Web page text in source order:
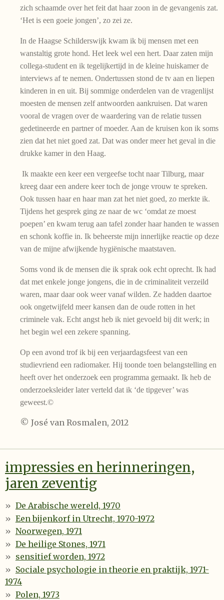
zich schaamde over het feit dat haar zoon in de gevangenis zat.
‘Het is een goeie jongen’, zo zei ze.
In de Haagse Schilderswijk kwam ik bij mensen met een
wanstaltig grote hond. Het leek wel een hert. Daar zaten mijn
collega-student en ik tegelijkertijd in de kleine huiskamer de
interviews af te nemen. Ondertussen stond de tv aan en liepen
kinderen in en uit. Bij sommige onderdelen van de vragenlijst
moesten de mensen zelf antwoorden aankruisen. Dat waren
vooral de vragen over de waardering van de relatie tussen
gedetineerde en partner of moeder. Aan de kruisen kon ik soms
zien dat het niet goed zat. Dat was onder meer het geval in die
drukke kamer in den Haag.
Ik maakte een keer een vergeefse tocht naar Tilburg, maar
kreeg daar een andere keer toch de jonge vrouw te spreken.
Ook tussen haar en haar man zat het niet goed, zo merkte ik.
Tijdens het gesprek ging ze naar de wc ‘omdat ze moest
poepen’ en kwam terug aan tafel zonder haar handen te wassen
en schonk koffie in. Ik beheerste mijn innerlijke reactie op deze
van de mijne afwijkende hygiënische maatstaven.
Soms vond ik de mensen die ik sprak ook echt oprecht. Ik had
dat met enkele jonge jongens, die in de criminaliteit verzeild
waren, maar daar ook weer vanaf wilden. Ze hadden daartoe
ook ongetwijfeld meer kansen dan de oude rotten in het
criminele vak. Echt angst heb ik niet gevoeld bij dit werk; in
het begin wel een zekere spanning.
Op een avond trof ik bij een verjaardagsfeest van een
studievriend een radiomaker. Hij toonde toen belangstelling en
heeft over het onderzoek een programma gemaakt. Ik heb de
onderzoeksleider later verteld dat ik ‘de tipgever’ was
geweest.©
© José van Rosmalen, 2012
impressies en herinneringen,
jaren zeventig
De Arabische wereld, 1970
Een bijenkorf in Utrecht, 1970-1972
Noorwegen, 1971
De heilige Stones, 1971
sensitief worden, 1972
Sociale psychologie in theorie en praktijk, 1971-
1974
Polen, 1973